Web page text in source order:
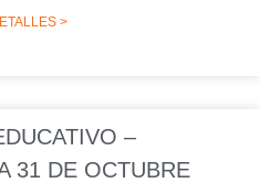
>
–
31 DE OCTUBRE